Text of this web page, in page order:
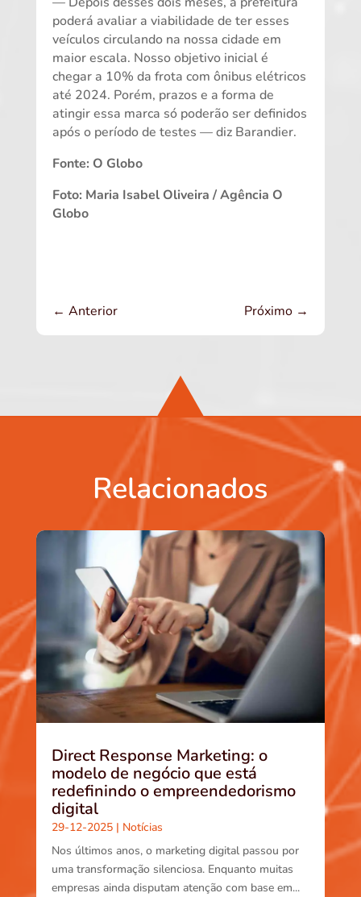
poderá avaliar a viabilidade de ter esses
veículos circulando na nossa cidade em
maior escala. Nosso objetivo inicial é
chegar a 10% da frota com ônibus elétricos
até 2024. Porém, prazos e a forma de
atingir essa marca só poderão ser definidos
após o período de testes — diz Barandier.
Fonte: O Globo
Foto: Maria Isabel Oliveira / Agência O
Globo
← Anterior Próximo →
Relacionados
Direct Response Marketing: o
modelo de negócio que está
redefinindo o empreendedorismo
digital
29-12-2025| Notícias
Nos últimos anos, o marketing digital passou por
uma transformação silenciosa. Enquanto muitas
empresas ainda disputam atenção com base em...